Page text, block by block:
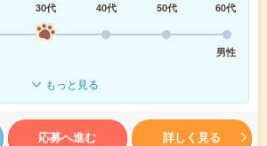
30代 40代 50代
60代
男性
もっと見る
応募へ進む 詳しく見る